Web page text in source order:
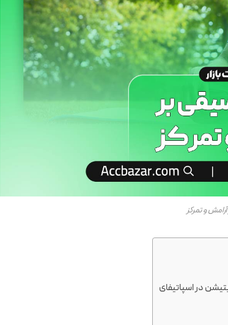
و تمرکز
در اسپاتیفای